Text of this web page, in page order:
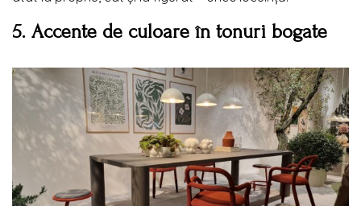
5. Accente de culoare în tonuri bogate